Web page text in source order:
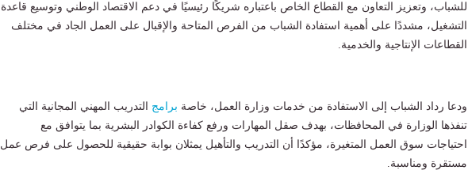
للشباب، وتعزيز التعاون مع القطاع الخاص باعتباره شريكًا رئيسيًا في دعم الاقتصاد الوطني وتوسيع قاعدة
التشغيل، مشددًا على أهمية استفادة الشباب من الفرص المتاحة والإقبال على العمل الجاد في مختلف
القطاعات الإنتاجية والخدمية.
ودعا رداد الشباب إلى الاستفادة من خدمات وزارة العمل، خاصة برامج التدريب المهني المجانية التي
تنفذها الوزارة في المحافظات، بهدف صقل المهارات ورفع كفاءة الكوادر البشرية بما يتوافق مع
احتياجات سوق العمل المتغيرة، مؤكدًا أن التدريب والتأهيل يمثلان بوابة حقيقية للحصول على فرص عمل
مستقرة ومناسبة.